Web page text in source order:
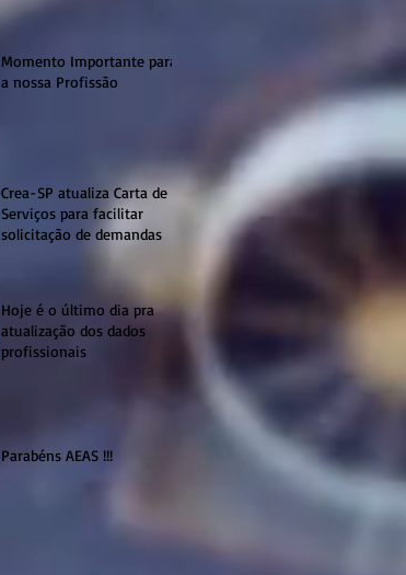
Momento Importante para
a nossa Profissão
Crea-SP atualiza Carta de
Serviços para facilitar
solicitação de demandas
Hoje é o último dia pra
atualização dos dados
profissionais
Parabéns AEAS !!!